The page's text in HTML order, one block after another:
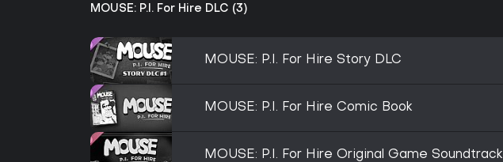
MOUSE: P.I. For Hire DLC (3)
MOUSE: P.I. For Hire Story DLC
MOUSE: P.I. For Hire Comic Book
MOUSE: P.I. For Hire Original Game Soundtrack